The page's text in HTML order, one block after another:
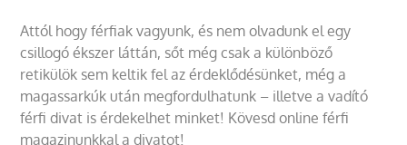
Attól hogy férfiak vagyunk, és nem olvadunk el egy
csillogó ékszer láttán, sőt még csak a különböző
retikülök sem keltik fel az érdeklődésünket, még a
magassarkúk után megfordulhatunk – illetve a vadító
férfi divat is érdekelhet minket! Kövesd online férfi
magazinunkkal a divatot!